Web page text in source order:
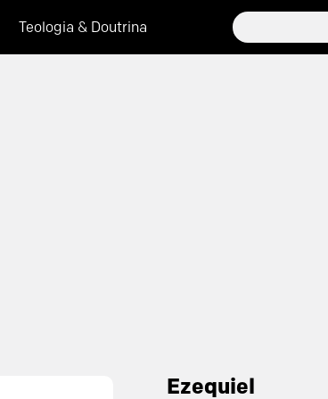
Teologia & Doutrina
Ezequiel